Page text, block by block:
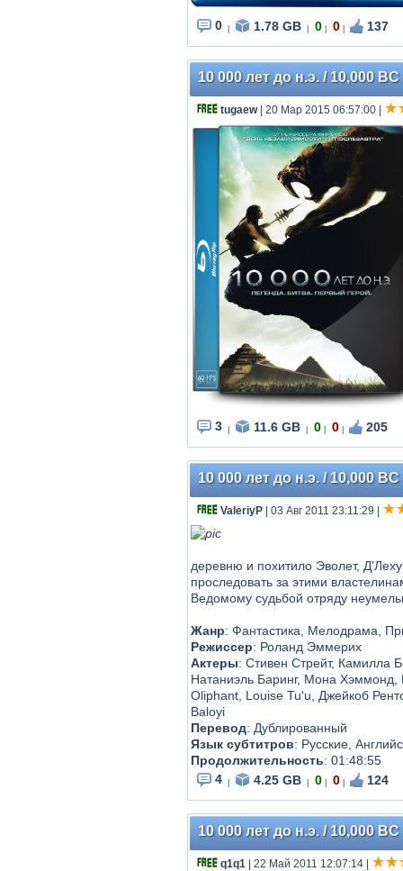
0 1.78 GB 0 0 137
10 000 лет до н.э. / 10,000
tugaew| 20 Мар 2015 06:57:00
3 11.6 GB 0 0 205
10 000 лет до н.э. / 10,000
ValeriyP | 03 Авг 2011 23:11:29
деревню и похитило Эволет,
проследовать за этими
Ведомому судьбой отряду
Жанр: Фантастика, Мелодрама,
Режиссер: Роланд Эммерих
Актеры: Стивен Стрейт, Камилла
Натаниэль Баринг, Мона
Oliphant, Louise Tu'u, Джейкоб
Baloyi
Перевод: Дублированный
Язык субтитров: Русские,
Продолжительность: 01:48:55
4
4.25 GB 0 0 124
10 000 лет до н.э. / 10,000
q1q1 | 22 Май 2011 12:07:14